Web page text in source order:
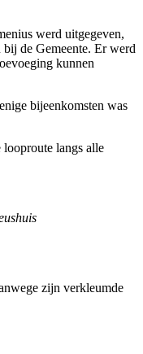
werd uitgegeven,
de Gemeente. Er werd
kunnen
bijeenkomsten was
looproute langs alle
zijn verkleumde